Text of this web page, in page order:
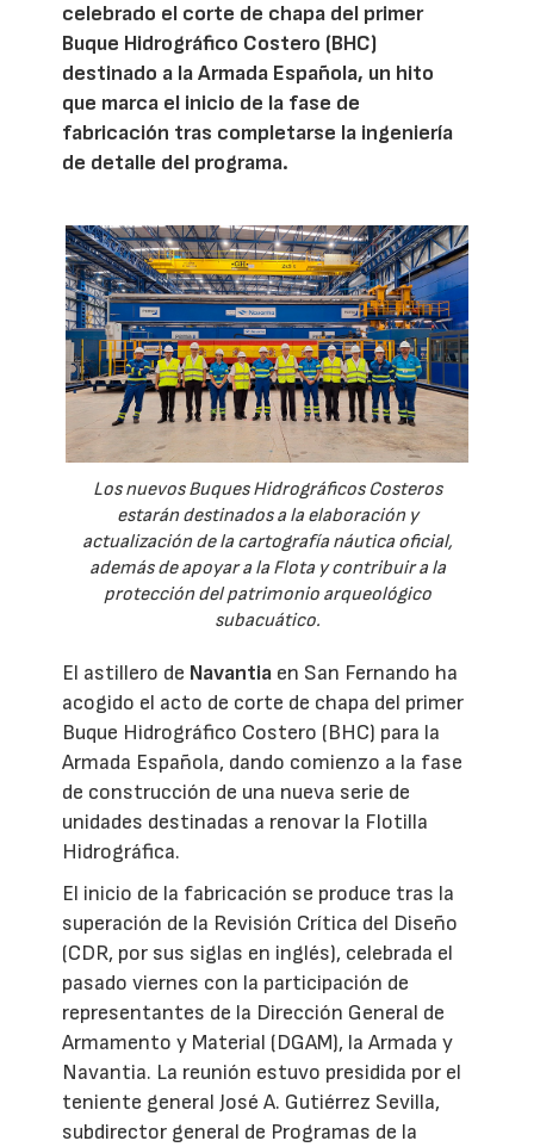
celebrado el corte de chapa del primer
Buque Hidrográfico Costero (BHC)
destinado a la Armada Española, un hito
que marca el inicio de la fase de
fabricación tras completarse la ingeniería
de detalle del programa.
Los nuevos Buques Hidrográficos Costeros
estarán destinados a la elaboración y
actualización de la cartografía náutica oficial,
además de apoyar a la Flota y contribuir a la
protección del patrimonio arqueológico
subacuático.
El astillero de Navantia en San Fernando ha
acogido el acto de corte de chapa del primer
Buque Hidrográfico Costero (BHC) para la
Armada Española, dando comienzo a la fase
de construcción de una nueva serie de
unidades destinadas a renovar la Flotilla
Hidrográfica.
El inicio de la fabricación se produce tras la
superación de la Revisión Crítica del Diseño
(CDR, por sus siglas en inglés), celebrada el
pasado viernes con la participación de
representantes de la Dirección General de
Armamento y Material (DGAM), la Armada y
Navantia. La reunión estuvo presidida por el
teniente general José A. Gutiérrez Sevilla,
subdirector general de Programas de la